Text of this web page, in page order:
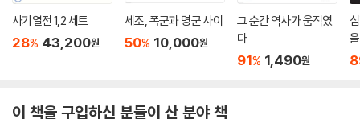
다. 특히 해당 판화 작품은 스티커로 제작되어 초판 한정으로 만나볼 수 있
다.
언젠가는 선배 작가에게 헌정하는 만화를 그리고 싶었다는 유승하 작가의
나 읽을 수 있는 만화라는 매체를 통해, 나혜석이 궁금한 성인 독자뿐 아니
사기열전 1,2 세트
28% 43,200원
세조, 폭군과 명군 사이
50% 10,000원
그 순간 역사가 움직였
다
91% 1,490원
이 책을 구입하신 분들이 산 분야 책